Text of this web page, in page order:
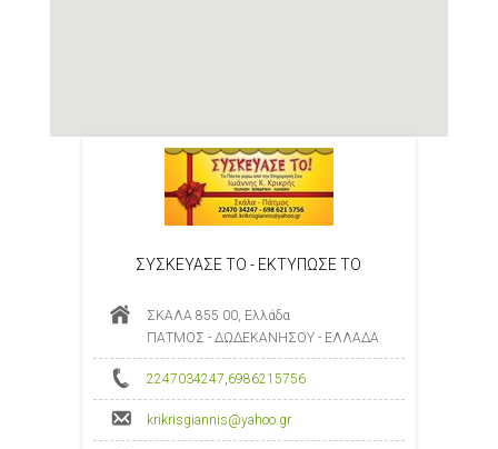
ΣΥΣΚΕΥΑΣΕ ΤΟ - ΕΚΤΥΠΩΣΕ ΤΟ
ΣΚΑΛΑ 855 00, Ελλάδα
ΠΑΤΜΟΣ - ΔΩΔΕΚΑΝΗΣΟΥ - ΕΛΛΑΔΑ
2247034247,6986215756
krikrisgiannis@yahoo.gr